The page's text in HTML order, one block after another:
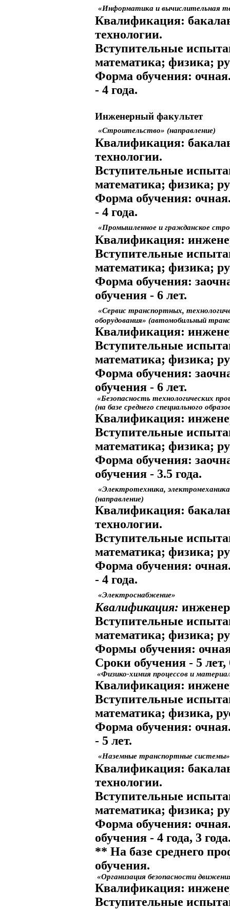
«Информатика и вычислительная
Квалификация:
технологии.
Вступительные
математика; физика;
Форма обучения:
- 4 года.
Инженерный факультет
«Строительство» (направление)
Квалификация:
технологии.
Вступительные
математика; физика;
Форма обучения:
- 4 года.
«Промышленное и гражданское
Квалификация:
Вступительные
математика; физика;
Форма обучения:
обучения - 6 лет.
«Сервис транспортных,
оборудования» (автомобильный
Квалификация:
Вступительные
математика; физика;
Форма обучения:
обучения - 6 лет.
«Безопасность технологических
(на базе среднего специального
Квалификация:
Вступительные
математика; физика;
Форма обучения:
обучения - 3.5 года.
«Электротехника,
(направление)
Квалификация:
технологии.
Вступительные
математика; физика;
Форма обучения:
- 4 года.
«Электроснабжение»
Квалификация:
Вступительные
математика; физика;
Формы обучения:
Сроки обучения - 5 лет,
«Физико-химия процессов и
Квалификация:
Вступительные
математика; физика,
Форма обучения:
- 5 лет.
«Наземные транспортные системы»
Квалификация:
технологии.
Вступительные
математика; физика;
Форма обучения:
обучения - 4 года, 3
** На базе среднего
обучения.
«Организация безопасности
Квалификация:
Вступительные